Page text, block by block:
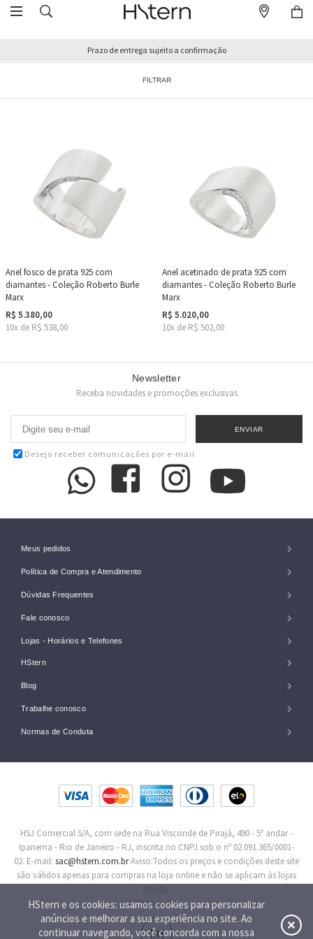
HStern e os cookies: usamos cookies para personalizar
anúncios e melhorar a sua experiência no site. Ao
continuar navegando, você concorda com a nossa
Prazo de entrega sujeito a confirmação
FILTRAR
Anel fosco de prata 925 com
diamantes - Coleção Roberto Burle
Marx
R$ 5.380,00
10x de R$ 538,00
Anel acetinado de prata 925 com
diamantes - Coleção Roberto Burle
Marx
R$ 5.020,00
10x de R$ 502,00
Newsletter
Receba novidades e promoções exclusivas
Desejo receber comunicações por e-mail
Meus pedidos
Política de Compra e Atendimento
Dúvidas Frequentes
Fale conosco
Lojas - Horários e Telefones
HStern
Blog
Trabalhe conosco
Normas de Conduta
HSJ Comercial S/A, com sede na Rua Visconde de Pirajá, 490 - 5º andar -
Ipanema - Rio de Janeiro - RJ, inscrita no CNPJ sob o nº 02.091.365/0001-
02. E-mail: sac@hstern.com.brAviso:Todos os preços e condições deste site
são válidos apenas para compras na loja online e não se aplicam às lojas
Procon-RJ